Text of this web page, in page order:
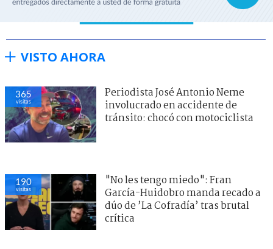
VISTO AHORA
365
visitas
Periodista José Antonio Neme
involucrado en accidente de
tránsito: chocó con motociclista
190
visitas
"No les tengo miedo": Fran
García-Huidobro manda recado a
dúo de ’La Cofradía’ tras brutal
crítica